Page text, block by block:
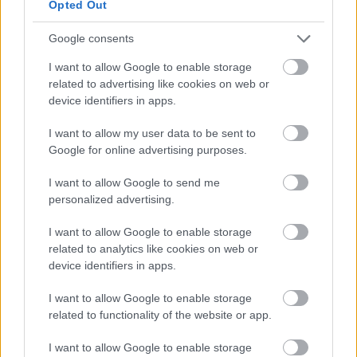
Opted Out
Google consents
I want to allow Google to enable storage
related to advertising like cookies on web or
device identifiers in apps.
I want to allow my user data to be sent to
Google for online advertising purposes.
I want to allow Google to send me
personalized advertising.
I want to allow Google to enable storage
related to analytics like cookies on web or
device identifiers in apps.
I want to allow Google to enable storage
related to functionality of the website or app.
I want to allow Google to enable storage
előtt, az utolsó látogatásomkor kezembe nyomta ezt
a példányt: „Olvassa el Gábor, biztosan talál majd
benne valami érdekeset”, nekem meg nem volt
szívem visszautasítani. Edit néninek igaza lett, de
erre 1998-ig várni kellett.